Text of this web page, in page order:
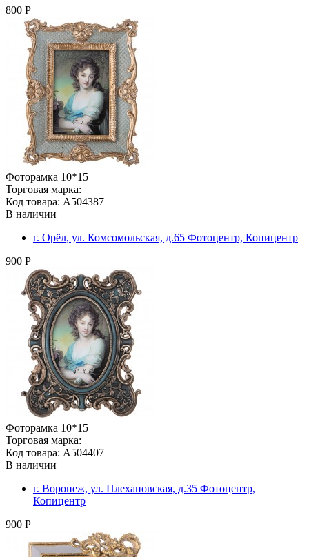
800 Р
Фоторамка 10*15
Торговая марка:
Код товара: A504387
В наличии
г. Орёл, ул. Комсомольская, д.65 Фотоцентр, Копицентр
900 Р
Фоторамка 10*15
Торговая марка:
Код товара: A504407
В наличии
г. Воронеж, ул. Плехановская, д.35 Фотоцентр,
Копицентр
900 Р